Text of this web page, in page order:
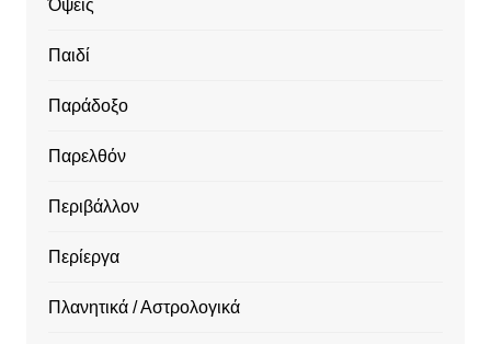
Όψεις
Παιδί
Παράδοξο
Παρελθόν
Περιβάλλον
Περίεργα
Πλανητικά / Αστρολογικά